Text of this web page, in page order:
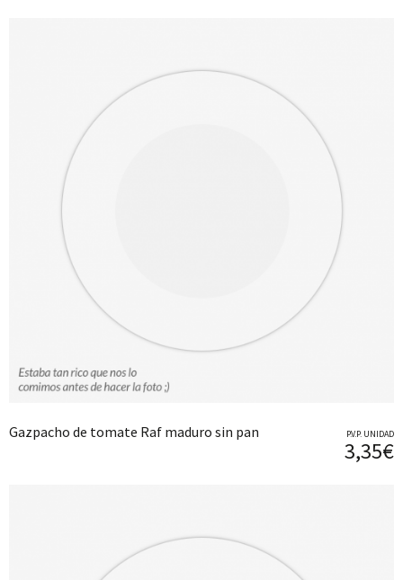
Gazpacho de tomate Raf maduro sin pan P.V.P. UNIDAD
3,35€